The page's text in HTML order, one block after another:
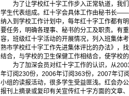
为了让学校红十字工作步入正常轨道，我们
学生代表组成。红十字会具体工作由秘书长
纳入到学校工作计划中，每年红十字工作都有
要任务，明确各理事、秘书的分工及职责。有
容，班级红十字活动的开展情况，列入班集体
熟市学校红十字工作先进集体评比的办法》，
结合，与学校的卫生保健工作相结合，使学校
为了加深会员对红十字工作的认识，从2003
年订阅230份，2006年订阅363份，2007年订
小组的读报活动，很多学生受益匪浅。红会办
报刊上摘录或复印有关宣传红十字方面的文章